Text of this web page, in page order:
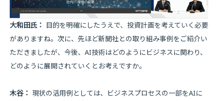
大和田氏： 目的を明確にしたうえで、投資計画を考えていく必要
がありますね。次に、先ほど新聞社との取り組み事例をご紹介い
ただきましたが、今後、AI技術はどのようにビジネスに関わり、
どのように展開されていくとお考えですか。
木谷： 現状の活用例としては、ビジネスプロセスの一部をAIに